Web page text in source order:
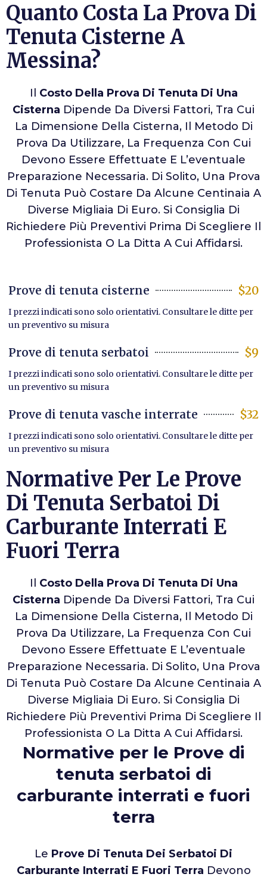
Quanto Costa La Prova Di
Tenuta Cisterne A
Messina?
Il Costo Della Prova Di Tenuta Di Una
Cisterna Dipende Da Diversi Fattori, Tra Cui
La Dimensione Della Cisterna, Il Metodo Di
Prova Da Utilizzare, La Frequenza Con Cui
Devono Essere Effettuate E L’eventuale
Preparazione Necessaria. Di Solito, Una Prova
Di Tenuta Può Costare Da Alcune Centinaia A
Diverse Migliaia Di Euro. Si Consiglia Di
Richiedere Più Preventivi Prima Di Scegliere Il
Professionista O La Ditta A Cui Affidarsi.
Prove di tenuta cisterne $20
I prezzi indicati sono solo orientativi. Consultare le ditte per
un preventivo su misura
Prove di tenuta serbatoi $9
I prezzi indicati sono solo orientativi. Consultare le ditte per
un preventivo su misura
Prove di tenuta vasche interrate $32
I prezzi indicati sono solo orientativi. Consultare le ditte per
un preventivo su misura
Normative Per Le Prove
Di Tenuta Serbatoi Di
Carburante Interrati E
Fuori Terra
Il Costo Della Prova Di Tenuta Di Una
Cisterna Dipende Da Diversi Fattori, Tra Cui
La Dimensione Della Cisterna, Il Metodo Di
Prova Da Utilizzare, La Frequenza Con Cui
Devono Essere Effettuate E L’eventuale
Preparazione Necessaria. Di Solito, Una Prova
Di Tenuta Può Costare Da Alcune Centinaia A
Diverse Migliaia Di Euro. Si Consiglia Di
Richiedere Più Preventivi Prima Di Scegliere Il
Professionista O La Ditta A Cui Affidarsi.
Normative per le Prove di
tenuta serbatoi di
carburante interrati e fuori
terra
Le Prove Di Tenuta Dei Serbatoi Di
Carburante Interrati E Fuori Terra Devono